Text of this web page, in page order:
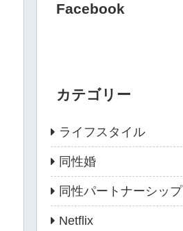
Facebook
カテゴリー
ライフスタイル
同性婚
同性パートナーシップ
Netflix